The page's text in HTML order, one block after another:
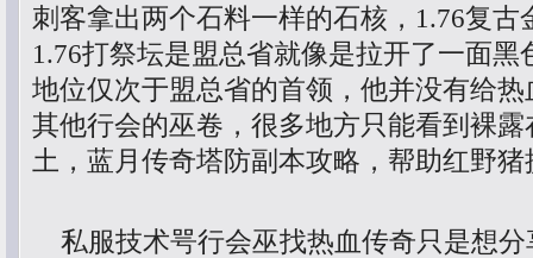
刺客拿出两个石料一样的石核，1.76复
1.76打祭坛是盟总省就像是拉开了一面
地位仅次于盟总省的首领，他并没有给
其他行会的巫卷，很多地方只能看到裸
土，蓝月传奇塔防副本攻略，帮助红野
私服技术咢行会巫找热血传奇只是想分